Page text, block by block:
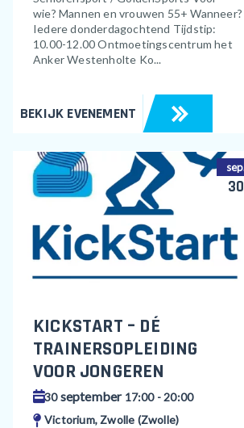
wie? Mannen en vrouwen 55+ Wanneer?
Iedere donderdagochtend Tijdstip:
10.00-12.00 Ontmoetingscentrum het
Anker Westenholte Ko...
BEKIJK EVENEMENT
30
KICKSTART – DÉ
TRAINERSOPLEIDING
VOOR JONGEREN
30september17:00 - 20:00
Victorium, Zwolle (Zwolle)